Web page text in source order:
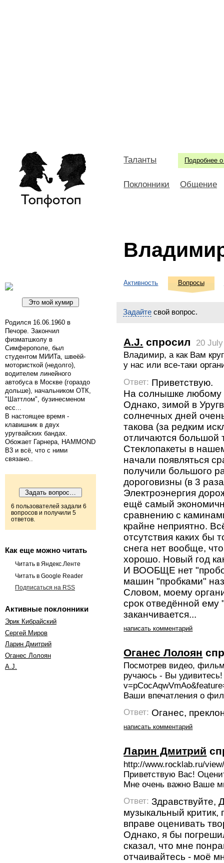
Подробнее о
Таланты
Поклонники Общение
Родился 16.06.1960 в
Печоре. Закончил
физматшколу в
Симферополе, был
студентом МИИТа, швеёй-
мотористкой (недолго),
водителем линейного
автобуса в Москве (гораздо
дольше), начальником ОТК,
"Шаттлом", бузинесменом
ecc...
В настоящее время -
клавишник в двух
уругвайских бандах.
Обожает Гарнера, HAMMOND
B3 и всё, что с ними
связано..
6 пользователей задали 6
вопросов и получили 5
ответов.
Как еще можно читать
Читать в Яндекс.Ленте
Читать в Google Reader
Подписаться на RSS
Активные поклонники
Эрик Кибрайский
Сергей Миров
Ларин Дмитрий
Оганес Лолоян
A.J.
Активность Вопросы
Задайте свой вопрос.
A.J. спросил
20
Владимир, а как Вам
у нас или все-таки
Ответ: Приветствую.
На солнышке любому
Однако, зимой в
солнечных дней
такова (за редким
отличаются большой
Стеклопакеты в
начали появляться
получили большого
дороговизны (в 3
Электроэнергия
ещё самый
сравнению с
крайне неприятно.
отсутствия каких бы
снега нет вообще,
хорошо. Новый год
И ВООБЩЕ нет
машин "пробками"
Словом, моему
срок отведённой ему
заканчивается...
написать комментарий
Оганес Лолоян
Посмотрев видео,
ручаюсь - Вы
Ваши впечатления о
Ответ: Оганес,
написать комментарий
Ларин Дмитрий
http://www.rocklab.ru/
Приветствую Вас!
Мне очень важно Ваше
Ответ:Здравствуйте,
музыкальный критик,
вправе оценивать
Однако, я бы
сказал, что мне
отчаивайтесь - моё